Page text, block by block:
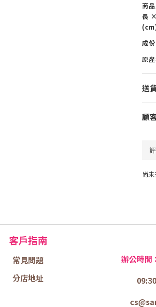
商
長
成份
原
送
顧
尚
客戶指南
常見問題
分店地址
辦公時間：